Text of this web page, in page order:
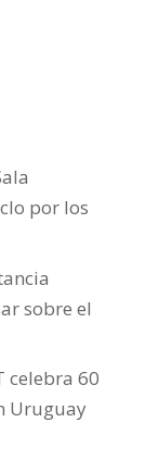
por los
sobre el
celebra 60
Uruguay